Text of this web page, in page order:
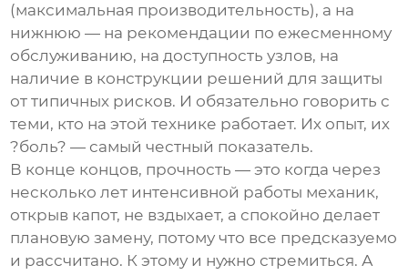
(максимальная производительность), а на
нижнюю — на рекомендации по ежесменному
обслуживанию, на доступность узлов, на
наличие в конструкции решений для защиты
от типичных рисков. И обязательно говорить с
теми, кто на этой технике работает. Их опыт, их
?боль? — самый честный показатель.
В конце концов, прочность — это когда через
несколько лет интенсивной работы механик,
открыв капот, не вздыхает, а спокойно делает
плановую замену, потому что все предсказуемо
и рассчитано. К этому и нужно стремиться. А